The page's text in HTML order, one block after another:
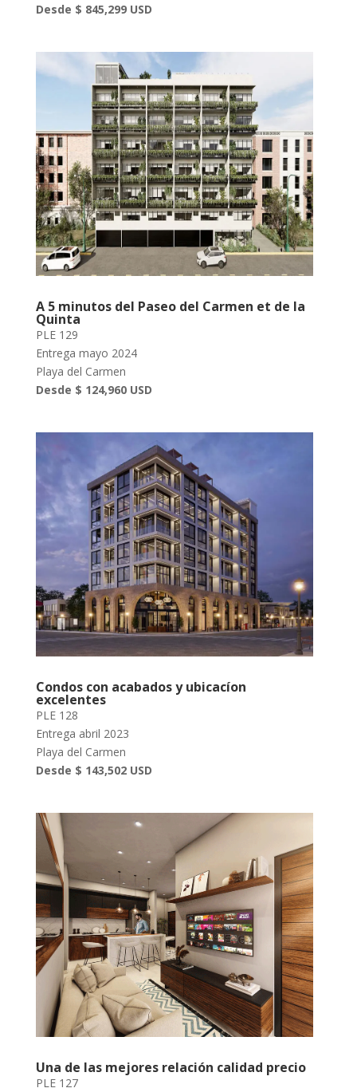
Desde $ 845,299 USD
A 5 minutos del Paseo del Carmen et de la
Quinta
PLE 129
Entrega mayo 2024
Playa del Carmen
Desde $ 124,960 USD
Condos con acabados y ubicacíon
excelentes
PLE 128
Entrega abril 2023
Playa del Carmen
Desde $ 143,502 USD
Una de las mejores relación calidad precio
PLE 127